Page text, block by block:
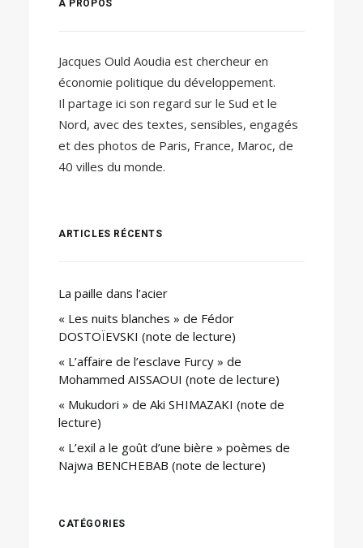
À PROPOS
Jacques Ould Aoudia est chercheur en
économie politique du développement.
Il partage ici son regard sur le Sud et le
Nord, avec des textes, sensibles, engagés
et des photos de Paris, France, Maroc, de
40 villes du monde.
ARTICLES RÉCENTS
La paille dans l’acier
« Les nuits blanches » de Fédor
DOSTOÏEVSKI (note de lecture)
« L’affaire de l’esclave Furcy » de
Mohammed AISSAOUI (note de lecture)
« Mukudori » de Aki SHIMAZAKI (note de
lecture)
« L’exil a le goût d’une bière » poèmes de
Najwa BENCHEBAB (note de lecture)
CATÉGORIES